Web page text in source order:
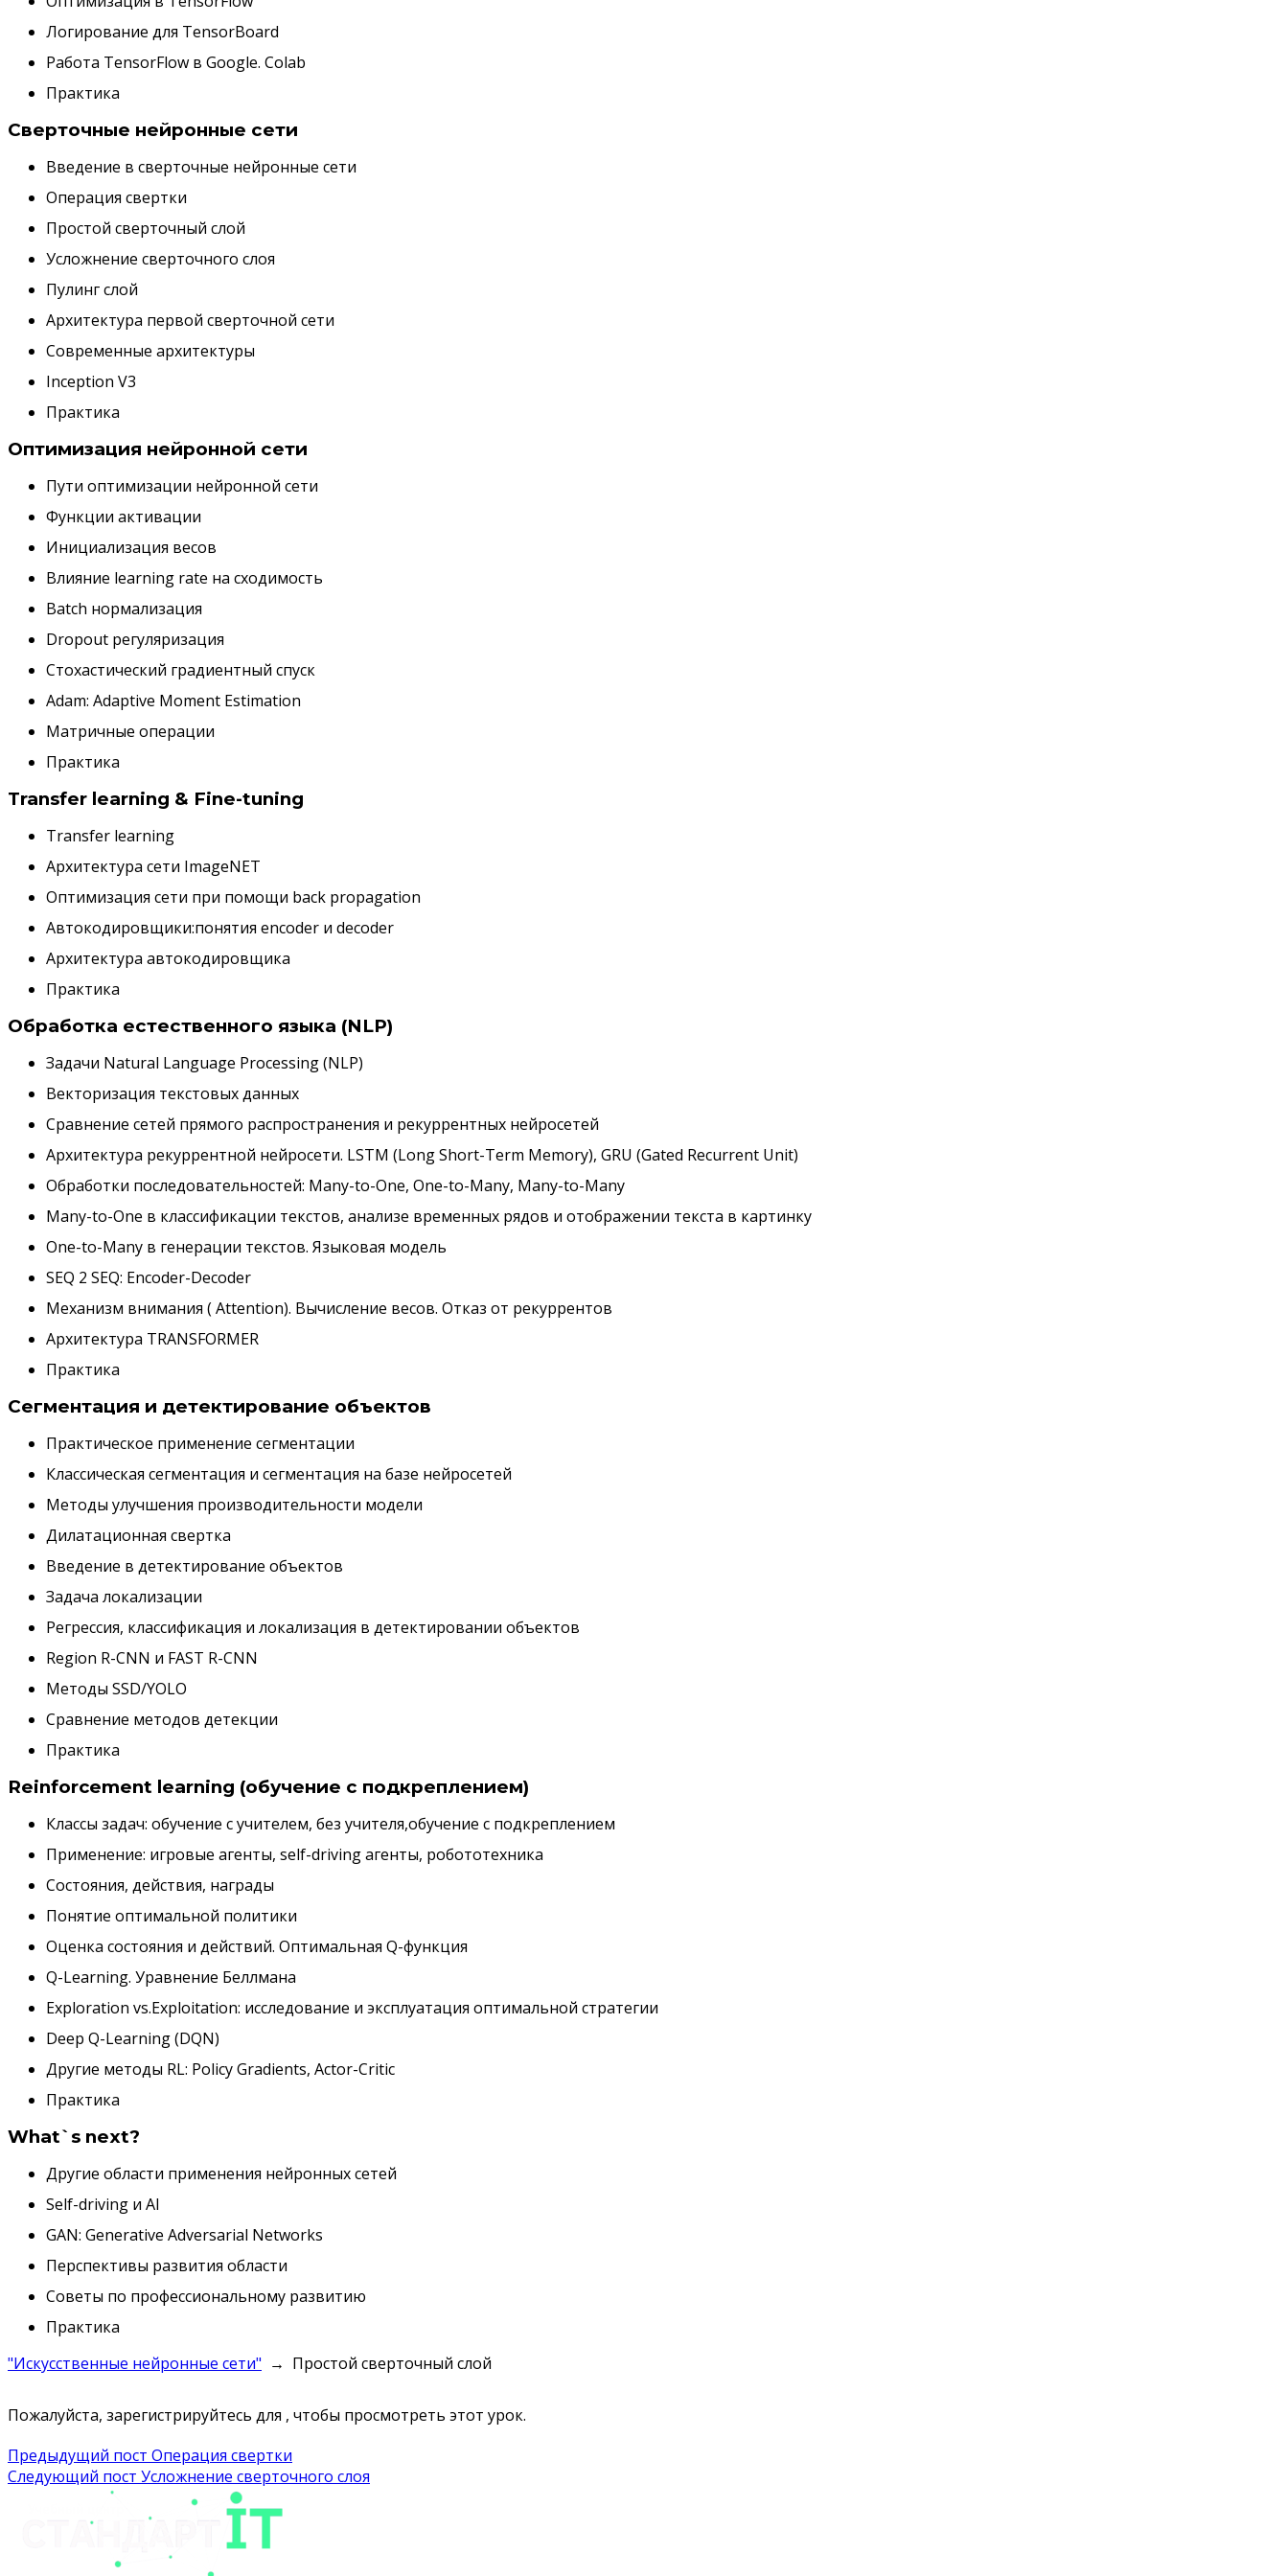
Логирование для TensorBoard
Работа TensorFlow в Google. Colab
Практика
Сверточные нейронные сети
Введение в сверточные нейронные сети
Операция свертки
Простой сверточный слой
Усложнение сверточного слоя
Пулинг слой
Архитектура первой сверточной сети
Современные архитектуры
Inception V3
Практика
Оптимизация нейронной сети
Пути оптимизации нейронной сети
Функции активации
Инициализация весов
Влияние learning rate на сходимость
Batch нормализация
Dropout регуляризация
Стохастический градиентный спуск
Adam: Adaptive Moment Estimation
Матричные операции
Практика
Transfer learning & Fine-tuning
Transfer learning
Архитектура сети ImageNET
Оптимизация сети при помощи back propagation
Автокодировщики:понятия encoder и decoder
Архитектура автокодировщика
Практика
Обработка естественного языка (NLP)
Задачи Natural Language Processing (NLP)
Векторизация текстовых данных
Сравнение сетей прямого распространения и рекуррентных нейросетей
Архитектура рекуррентной нейросети. LSTM (Long Short-Term Memory), GRU (Gated Recurrent Unit)
Обработки последовательностей: Many-to-One, One-to-Many, Many-to-Many
Many-to-One в классификации текстов, анализе временных рядов и отображении текста в картинку
One-to-Many в генерации текстов. Языковая модель
SEQ 2 SEQ: Encoder-Decoder
Механизм внимания ( Attention). Вычисление весов. Отказ от рекуррентов
Архитектура TRANSFORMER
Практика
Сегментация и детектирование объектов
Практическое применение сегментации
Классическая сегментация и сегментация на базе нейросетей
Методы улучшения производительности модели
Дилатационная свертка
Введение в детектирование объектов
Задача локализации
Регрессия, классификация и локализация в детектировании объектов
Region R-CNN и FAST R-CNN
Методы SSD/YOLO
Сравнение методов детекции
Практика
Reinforcement learning (обучение с подкреплением)
Классы задач: обучение с учителем, без учителя,обучение с подкреплением
Применение: игровые агенты, self-driving агенты, робототехника
Состояния, действия, награды
Понятие оптимальной политики
Оценка состояния и действий. Оптимальная Q-функция
Q-Learning. Уравнение Беллмана
Exploration vs.Exploitation: исследование и эксплуатация оптимальной стратегии
Deep Q-Learning (DQN)
Другие методы RL: Policy Gradients, Actor-Critic
Практика
What`s next?
Другие области применения нейронных сетей
Self-driving и AI
GAN: Generative Adversarial Networks
Перспективы развития области
Советы по профессиональному развитию
Практика
"Искусственные нейронные сети"
Простой сверточный слой
Пожалуйста, зарегистрируйтесь для , чтобы просмотреть этот урок.
Навигация
по
записям
Предыдущий пост Операция свертки
Следующий пост Усложнение сверточного слоя